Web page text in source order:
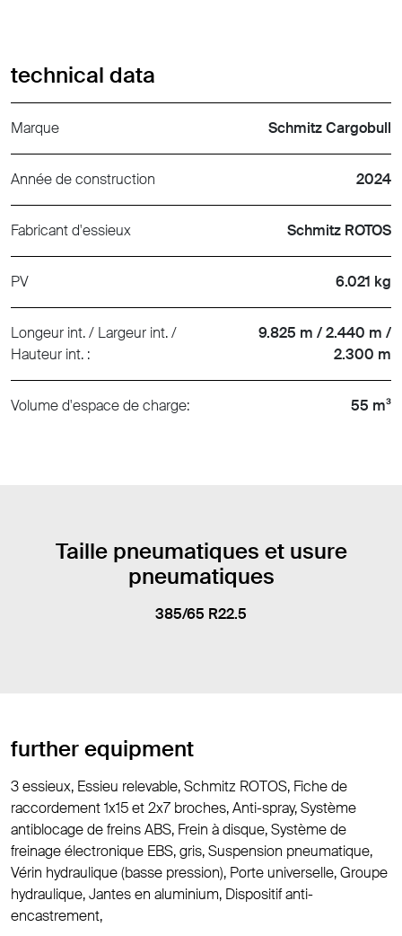
technical data
Marque Schmitz Cargobull
Année de construction 2024
Fabricant d'essieux Schmitz ROTOS
PV 6.021 kg
Longeur int. / Largeur int. /
Hauteur int. :
9.825 m / 2.440 m /
2.300 m
Volume d'espace de charge: 55 m³
Taille pneumatiques et usure
pneumatiques
385/65 R22.5
further equipment
3 essieux, Essieu relevable, Schmitz ROTOS, Fiche de
raccordement 1x15 et 2x7 broches, Anti-spray, Système
antiblocage de freins ABS, Frein à disque, Système de
freinage électronique EBS, gris, Suspension pneumatique,
Vérin hydraulique (basse pression), Porte universelle, Groupe
hydraulique, Jantes en aluminium, Dispositif anti-
encastrement,